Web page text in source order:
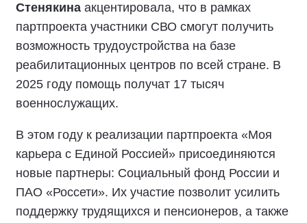
Стенякина акцентировала, что в рамках
партпроекта участники СВО смогут получить
возможность трудоустройства на базе
реабилитационных центров по всей стране. В
2025 году помощь получат 17 тысяч
военнослужащих.
В этом году к реализации партпроекта «Моя
карьера с Единой Россией» присоединяются
новые партнеры: Социальный фонд России и
ПАО «Россети». Их участие позволит усилить
поддержку трудящихся и пенсионеров, а также